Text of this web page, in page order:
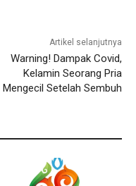
Artikel selanjutnya
Warning! Dampak Covid,
Kelamin Seorang Pria
Mengecil Setelah Sembuh